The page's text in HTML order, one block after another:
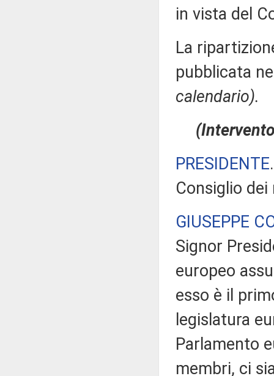
in vista del
La
pubblicata
calendario).
PRESIDENTE
Consiglio
GIUSEPPE
Signor
europeo
esso è il
legislatura
Parlamento
membri, ci